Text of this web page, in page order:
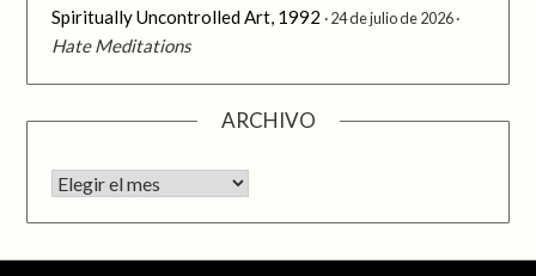
Spiritually Uncontrolled Art, 1992
24 de julio de 2026
Hate Meditations
ARCHIVO
Archivo